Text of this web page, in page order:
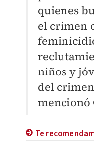
quienes
el crimen
niños y
del
mencionó
Te